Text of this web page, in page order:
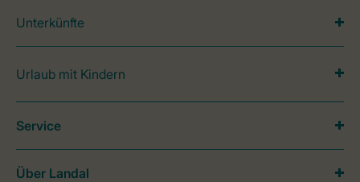
Unterkünfte
Urlaub mit Kindern
Service
Über Landal